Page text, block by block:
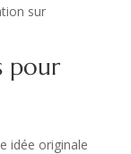
sur
pour
idée originale